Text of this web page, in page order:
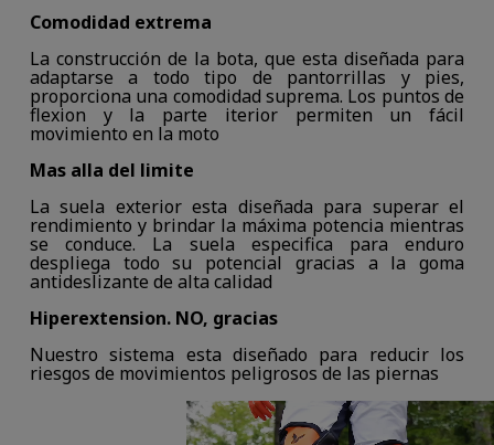
Comodidad extrema
La construcción de la bota, que esta diseñada para
adaptarse a todo tipo de pantorrillas y pies,
proporciona una comodidad suprema. Los puntos de
flexion y la parte iterior permiten un fácil
movimiento en la moto
Mas alla del limite
La suela exterior esta diseñada para superar el
rendimiento y brindar la máxima potencia mientras
se conduce. La suela especifica para enduro
despliega todo su potencial gracias a la goma
antideslizante de alta calidad
Hiperextension. NO, gracias
Nuestro sistema esta diseñado para reducir los
riesgos de movimientos peligrosos de las piernas